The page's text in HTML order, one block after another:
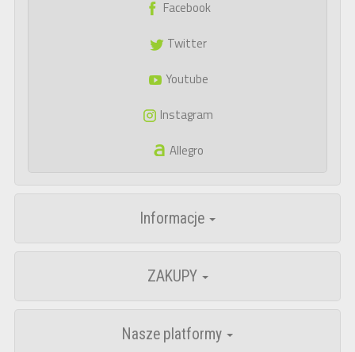
Facebook
Twitter
Youtube
Instagram
Allegro
Informacje
ZAKUPY
Nasze platformy